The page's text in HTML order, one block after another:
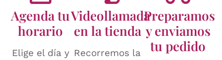
Agenda tu
horario
Elige el día y
Videollamada
en la tienda
Recorremos la
Preparamos
y enviamos
tu pedido